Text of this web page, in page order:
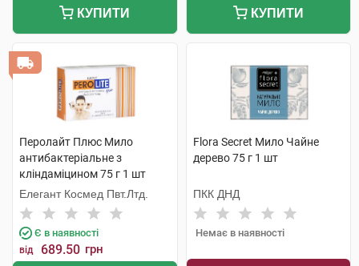
КУПИТИ КУПИТИ
Перолайт Плюс Мило
антибактеріальне з
кліндаміцином 75 г 1 шт
Елегант Космед Пвт.Лтд.
Є в наявності
від 689.50 грн
Flora Secret Мило Чайне
дерево 75 г 1 шт
ПКК ДНД
Немає в наявності